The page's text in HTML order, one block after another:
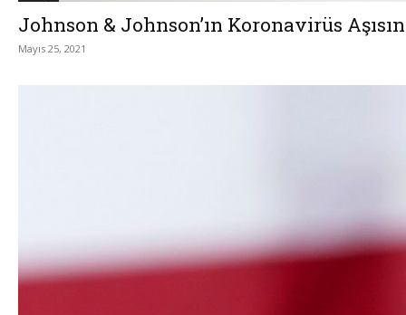
Johnson & Johnson’ın Koronavirüs
Mayıs 25, 2021